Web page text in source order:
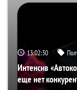
13:02:29
Интенсив
еще нет